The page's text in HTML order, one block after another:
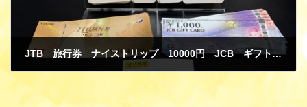
JTB 旅行券 ナイストリップ 10000円 JCB ギフトカード 1000円 金券 商品券 買取